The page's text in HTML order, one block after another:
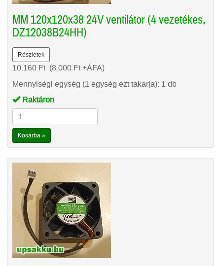
MM 120x120x38 24V ventilátor (4 vezetékes,
DZ12038B24HH)
Részletek
10.160 Ft(8.000 Ft+ÁFA)
Mennyiségi egység (1 egység ezt takarja): 1 db
Raktáron
Kosárba »